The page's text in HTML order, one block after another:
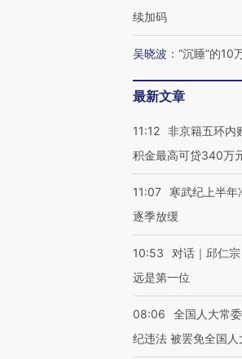
续加码
吴晓波 ： “沉睡”的10
最新文章
11:12 非京籍五环内
积金最高可贷340万
11:07
寒武纪上半年
逐季放缓
10:53
对话｜邱仁
远是第一位
08:06
全国人大常
纪违法 被罢免全国人